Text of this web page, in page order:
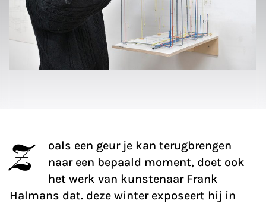
Z
oals een geur je kan terugbrengen
naar een bepaald moment, doet ook
het werk van kunstenaar Frank
Halmans dat. deze winter exposeert hij in